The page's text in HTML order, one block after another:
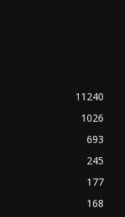
11240
1026
693
245
177
168